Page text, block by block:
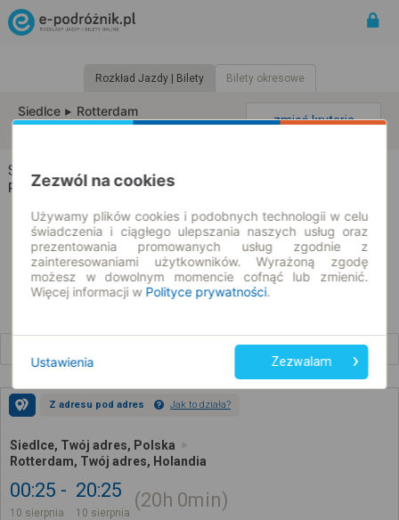
Rozkład Jazdy | Bilety Bilety okresowe
Siedlce
Rotterdam
zmień kryteria
Siedlce → Rotterdam
Rozkład jazdy i bilety
Wcześniejsze połączenia
Z adresu pod adres Jak to działa?
Siedlce, Twój adres, Polska
Rotterdam, Twój adres, Holandia
00:25
10 sierpnia
20:25
10 sierpnia
20h 0min
Zezwól na cookies
Używamy plików cookies i podobnych technologii w celu
świadczenia i ciągłego ulepszania naszych usług oraz
prezentowania promowanych usług zgodnie z
zainteresowaniami użytkowników. Wyrażoną zgodę
możesz w dowolnym momencie cofnąć lub zmienić.
Więcej informacji w Polityce prywatności.
Ustawienia Zezwalam